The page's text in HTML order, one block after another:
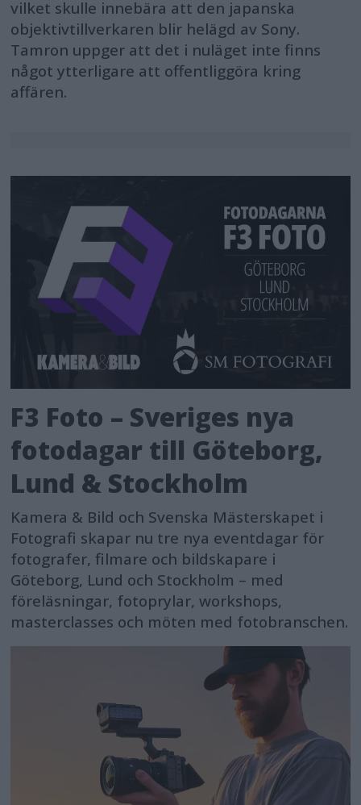
vilket skulle innebära att den japanska
objektivtillverkaren blir helägd av Sony.
Tamron uppger att det i nuläget inte finns
något ytterligare att offentliggöra kring
affären.
F3 Foto – Sveriges nya
fotodagar till Göteborg,
Lund & Stockholm
Kamera & Bild och Svenska Mästerskapet i
Fotografi skapar nu tre nya eventdagar för
fotografer, filmare och bildskapare i
Göteborg, Lund och Stockholm – med
föreläsningar, fotoprylar, workshops,
masterclasses och möten med fotobranschen.